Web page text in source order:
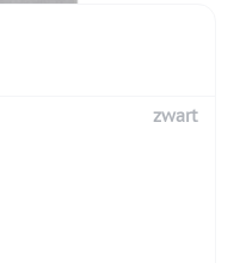
zwart